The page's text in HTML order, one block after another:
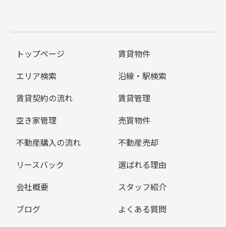
トップページ
賃貸物件
エリア検索
沿線・駅検索
賃貸契約の流れ
賃貸管理
空き家管理
売買物件
不動産購入の流れ
不動産売却
リースバック
選ばれる理由
会社概要
スタッフ紹介
ブログ
よくある質問